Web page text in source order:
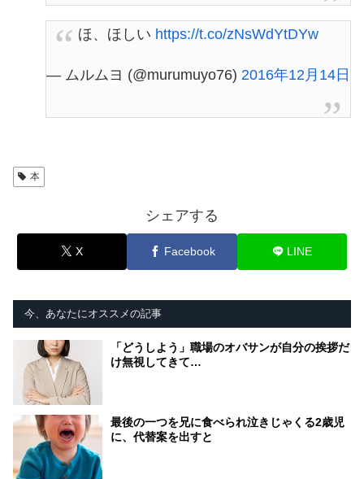
ほ、ほしい https://t.co/zNsWdYtDYw
— ムルムヨ (@murumuyo76) 2016年12月14日
本
シェアする
X Facebook LINE
今、あなたにオススメの記事
「どうしよう」職場のオバサンが自分の挨拶だ
け無視してきて…
最後の一つを兄に食べられ泣きじゃくる2歳児
に、代替案を出すと